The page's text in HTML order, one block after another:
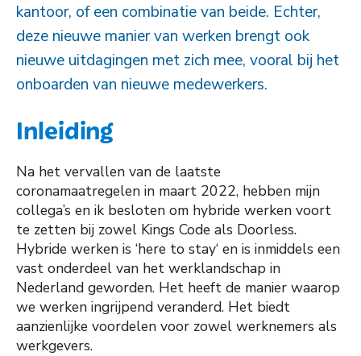
kantoor, of een combinatie van beide. Echter,
deze nieuwe manier van werken brengt ook
nieuwe uitdagingen met zich mee, vooral bij het
onboarden van nieuwe medewerkers.
Inleiding
Na het vervallen van de laatste
coronamaatregelen in maart 2022, hebben mijn
collega’s en ik besloten om hybride werken voort
te zetten bij zowel Kings Code als Doorless.
Hybride werken is ‘here to stay‘ en is inmiddels een
vast onderdeel van het werklandschap in
Nederland geworden. Het heeft de manier waarop
we werken ingrijpend veranderd. Het biedt
aanzienlijke voordelen voor zowel werknemers als
werkgevers.